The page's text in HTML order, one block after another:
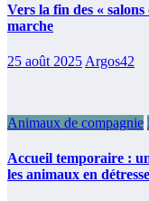
Vers la fin des «
marche
25 août 2025 Argos42
Animaux de compagnie
Accueil temporaire :
les animaux en détresse